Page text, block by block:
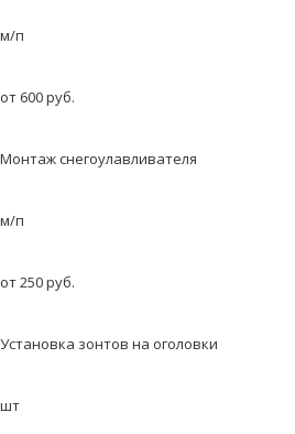
м/п
от 600 руб.
Монтаж снегоулавливателя
м/п
от 250 руб.
Установка зонтов на оголовки
шт